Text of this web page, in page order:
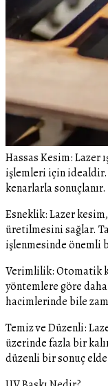
Hassas Kesim: Lazer
işlemleri için idealdir.
kenarlarla sonuçlanır.
Esneklik: Lazer
üretilmesini sağlar.
işlenmesinde önemli
Verimlilik: Otomatik
yöntemlere göre
hacimlerinde bile
Temiz ve Düzenli:
üzerinde fazla bir
düzenli bir sonuç